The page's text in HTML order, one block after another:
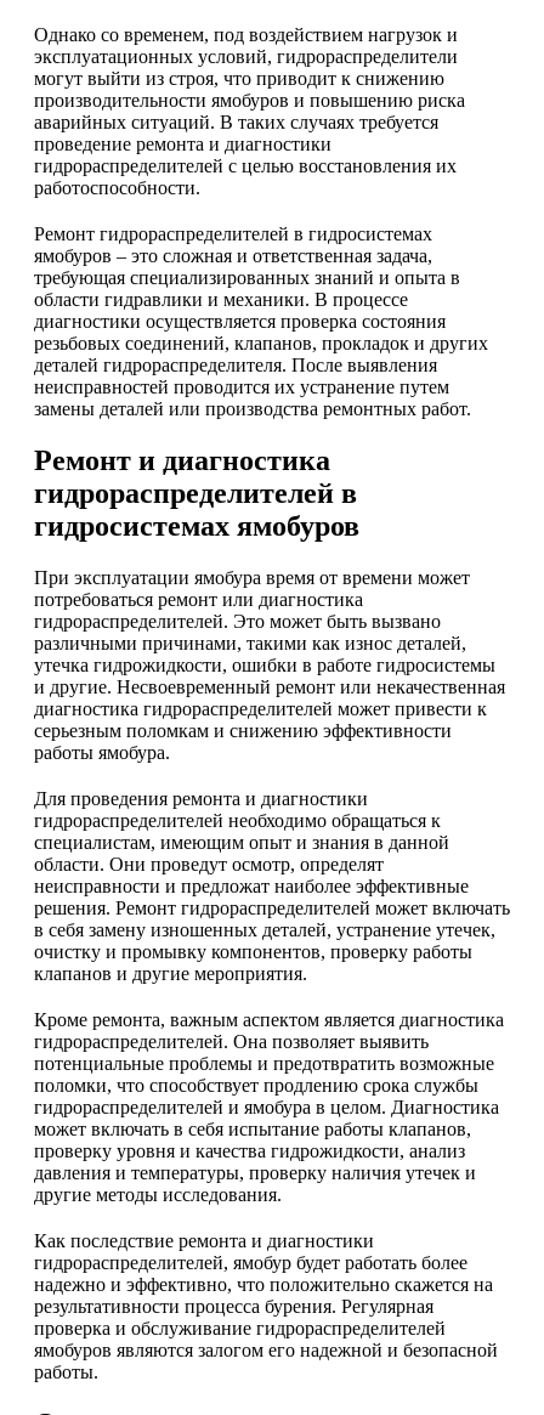
Однако со временем, под воздействием нагрузок и
эксплуатационных условий, гидрораспределители
могут выйти из строя, что приводит к снижению
производительности ямобуров и повышению риска
аварийных ситуаций. В таких случаях требуется
проведение ремонта и диагностики
гидрораспределителей с целью восстановления их
работоспособности.
Ремонт гидрораспределителей в гидросистемах
ямобуров – это сложная и ответственная задача,
требующая специализированных знаний и опыта в
области гидравлики и механики. В процессе
диагностики осуществляется проверка состояния
резьбовых соединений, клапанов, прокладок и других
деталей гидрораспределителя. После выявления
неисправностей проводится их устранение путем
замены деталей или производства ремонтных работ.
Ремонт и диагностика
гидрораспределителей в
гидросистемах ямобуров
При эксплуатации ямобура время от времени может
потребоваться ремонт или диагностика
гидрораспределителей. Это может быть вызвано
различными причинами, такими как износ деталей,
утечка гидрожидкости, ошибки в работе гидросистемы
и другие. Несвоевременный ремонт или некачественная
диагностика гидрораспределителей может привести к
серьезным поломкам и снижению эффективности
работы ямобура.
Для проведения ремонта и диагностики
гидрораспределителей необходимо обращаться к
специалистам, имеющим опыт и знания в данной
области. Они проведут осмотр, определят
неисправности и предложат наиболее эффективные
решения. Ремонт гидрораспределителей может включать
в себя замену изношенных деталей, устранение утечек,
очистку и промывку компонентов, проверку работы
клапанов и другие мероприятия.
Кроме ремонта, важным аспектом является диагностика
гидрораспределителей. Она позволяет выявить
потенциальные проблемы и предотвратить возможные
поломки, что способствует продлению срока службы
гидрораспределителей и ямобура в целом. Диагностика
может включать в себя испытание работы клапанов,
проверку уровня и качества гидрожидкости, анализ
давления и температуры, проверку наличия утечек и
другие методы исследования.
Как последствие ремонта и диагностики
гидрораспределителей, ямобур будет работать более
надежно и эффективно, что положительно скажется на
результативности процесса бурения. Регулярная
проверка и обслуживание гидрораспределителей
ямобуров являются залогом его надежной и безопасной
работы.